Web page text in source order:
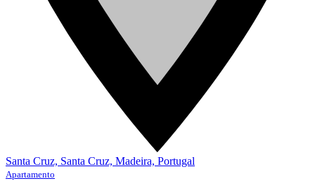
Santa Cruz, Santa Cruz, Madeira, Portugal
Apartamento